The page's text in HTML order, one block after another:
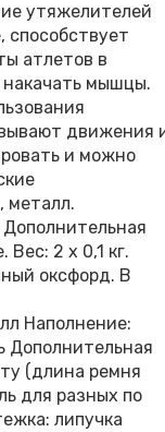
утяжелителей
способствует
атлетов в
накачать мышцы.
движения
и можно
металл.
2 х 0,1 кг.
оксфорд. В
Наполнение:
Дополнительная
(длина ремня
для разных по
липучка